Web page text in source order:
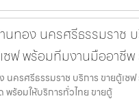
นทอง นครศรีธรรมราช
ฟ พร้อมทีมงานมืออาชีพ
นครศรีธรรมราช บริการ ขายตู้เซ
ร้อมให้บริการทั่วไทย ขายตู้